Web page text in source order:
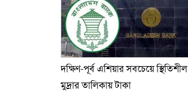
দক্ষিণ-পূর্ব এশিয়ার সবচেয়ে স্থিতিশীল
মুদ্রার তালিকায় টাকা